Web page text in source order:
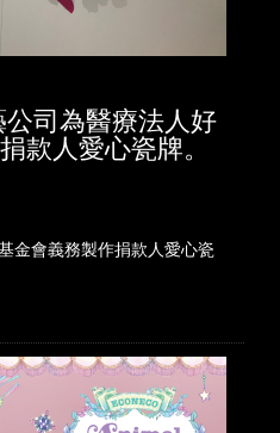
司為醫療法人好
款人愛心瓷牌。
金會義務製作捐款人愛心瓷